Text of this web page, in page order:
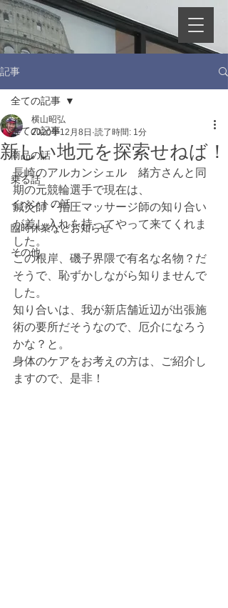
記事
全ての記事
商品の話
乗る話
イベントの話
臨時休業などお知らせ
その他
全ての記事
新しい地元を探索せねば！
横山昭弘
2020年12月8日 読了時間: 1分
長崎のアルカンシェル　緒方さんと同
期の元競輪選手で現在は、
鍼灸師・指圧マッサージ師の知り合い
が差し入れを持ってやって来てくれま
した。
この根岸、磯子界隈で有名な名物？だ
そうで、恥ずかしながら知りませんで
した。
知り合いは、我が新店舗近辺が出張施
術の要所だそうなので、厄介になろう
かな？と。
身体のケアをお考えの方は、ご紹介し
ますので、是非！